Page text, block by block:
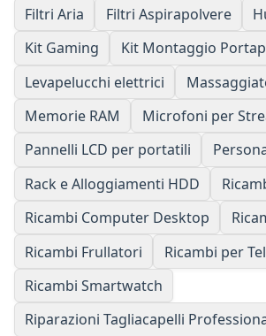
Filtri Aria
Filtri Aspirapolvere
Kit Gaming
Kit Montaggio
Levapelucchi elettrici
Memorie RAM
Microfoni per
Pannelli LCD per portatili
Rack e Alloggiamenti HDD
Ricambi Computer Desktop
Ricambi Frullatori
Ricambi per
Ricambi Smartwatch
Riparazioni Tagliacapelli